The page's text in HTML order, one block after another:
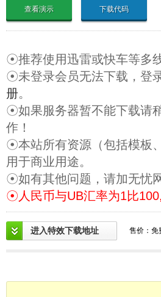
查看演示 下载代码
☉推荐使用迅雷或快车等多
☉未登录会员无法下载，登
册。
☉如果服务器暂不能下载请
作！
☉本站所有资源（包括模板
用于商业用途。
☉如有其他问题，请加无忧
☉人民币与UB汇率为1比
进入特效下载地址 售价：免